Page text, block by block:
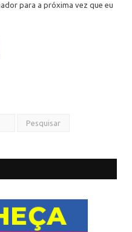
para a próxima vez que eu